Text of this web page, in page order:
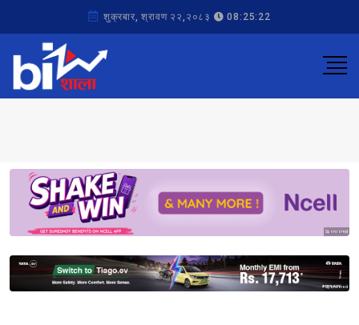
शुक्रबार, श्रावण २२,२०८३ 08:25:22
Sponsored
Sponsored